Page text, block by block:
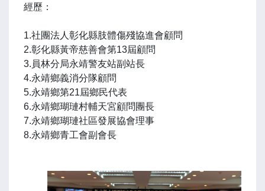
經歷：
1.社團法人彰化縣肢體傷殘協進會顧問
2.彰化縣黃帝慈善會第13屆顧問
3.員林分局永靖警友站副站長
4.永靖鄉義消分隊顧問
5.永靖鄉第21屆鄉民代表
6.永靖鄉瑚璉村輔天宮顧問團長
7.永靖鄉瑚璉社區發展協會理事
8.永靖鄉青工會副會長